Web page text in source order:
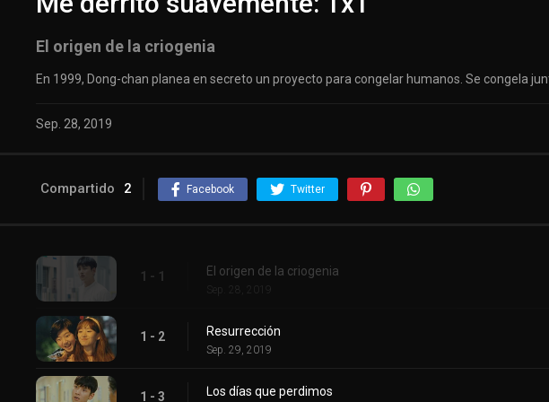
El origen de la criogenia
En 1999, Dong-chan planea en secreto un proyecto para congelar humanos. Se congela
Sep. 28, 2019
Compartido 2 Facebook Twitter
1 - 1 El origen de la criogenia
Sep. 28, 2019
1 - 2 Resurrección
Sep. 29, 2019
1 - 3 Los días que perdimos